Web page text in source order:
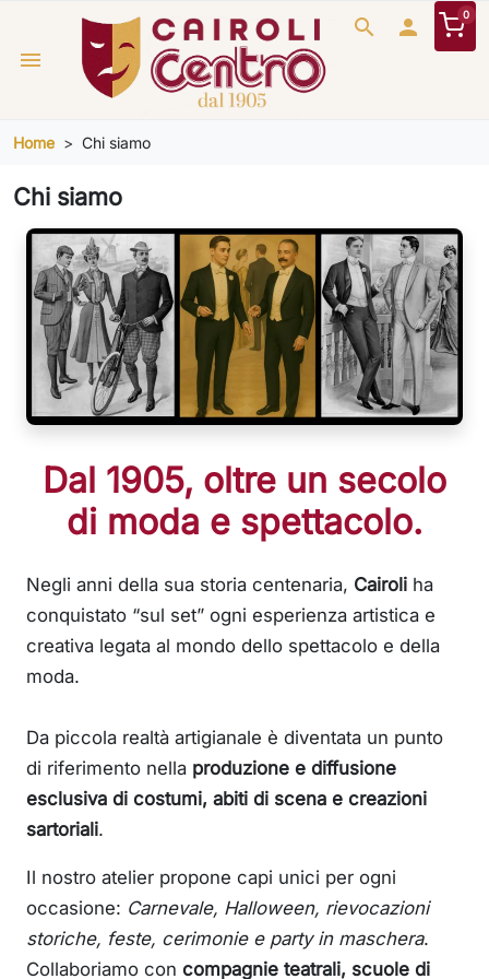
search
menu
 0
Home Chi siamo
Chi siamo
Dal 1905, oltre un secolo
di moda e spettacolo.
Negli anni della sua storia centenaria, Cairoli ha
conquistato “sul set” ogni esperienza artistica e
creativa legata al mondo dello spettacolo e della
moda.
Da piccola realtà artigianale è diventata un punto
di riferimento nella produzione e diffusione
esclusiva di costumi, abiti di scena e creazioni
sartoriali.
Il nostro atelier propone capi unici per ogni
occasione: Carnevale, Halloween, rievocazioni
storiche, feste, cerimonie e party in maschera.
Collaboriamo con compagnie teatrali, scuole di